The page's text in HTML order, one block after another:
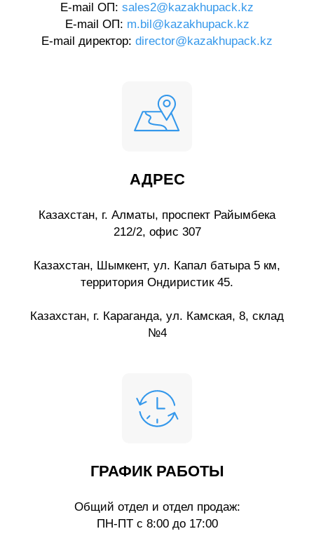
E-mail ОП: sales2@kazakhupack.kz
E-mail ОП: m.bil@kazakhupack.kz
E-mail директор: director@kazakhupack.kz
АДРЕС
Казахстан, г. Алматы, проспект Райымбека
212/2, офис 307
Казахстан, Шымкент, ул. Капал батыра 5 км,
территория Ондиристик 45.
Казахстан, г. Караганда, ул. Камская, 8, склад
№4
ГРАФИК РАБОТЫ
Общий отдел и отдел продаж:
ПН-ПТ с 8:00 до 17:00